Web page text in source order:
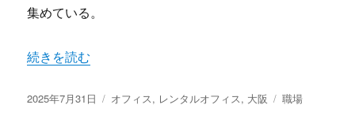
集めている。
“大阪で進化するワークスタイル多様化時代のレンタル
続きを読む
投
2025年7月31日
カ
オフィス, レンタルオフィス, 大阪
タ
職場